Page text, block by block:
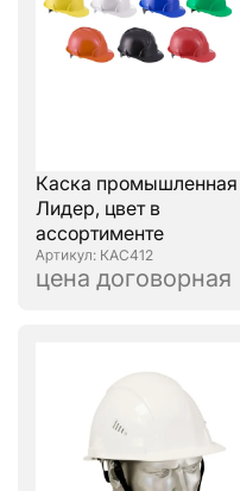
Каска промышленная
Лидер, цвет в
ассортименте
: КАС412
цена договорная